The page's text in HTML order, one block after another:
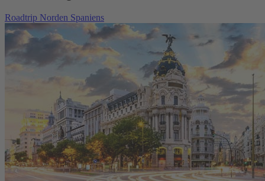
Roadtrip Norden Spaniens